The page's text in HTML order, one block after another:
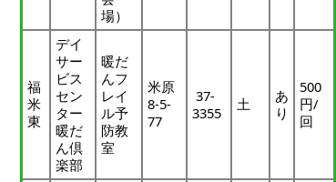
場）
福
米
東
デイ
サー
ビス
セン
ター
暖だ
ん倶
楽部
暖だ
んフ
レイ
ル予
防教
室
米原
8-5-
77
37-
3355
土
あ
り
500
円/
回